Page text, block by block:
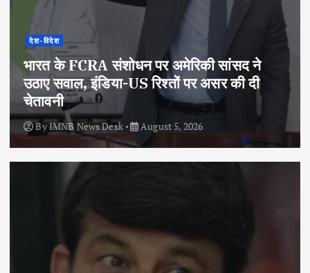
देश-विदेश
भारत के FCRA संशोधन पर अमेरिकी सांसद ने
उठाए सवाल, इंडिया-US रिश्तों पर असर की दी
चेतावनी
ByIMNB News Desk August 5, 2026